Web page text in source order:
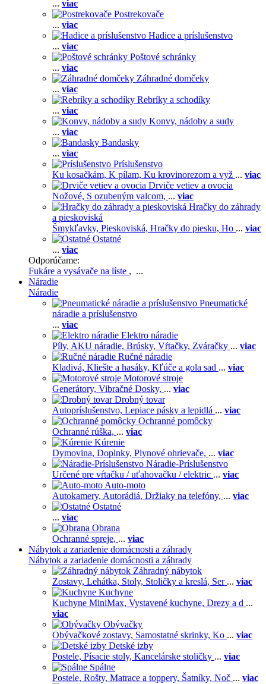
... viac
Postrekovače
... viac
Hadice a príslušenstvo
... viac
Poštové schránky
... viac
Záhradné domčeky
... viac
Rebríky a schodíky
... viac
Konvy, nádoby a sudy
... viac
Bandasky
... viac
Príslušenstvo
Ku kosačkám, K pílam, Ku krovinorezom a vyž ... viac
Drviče vetiev a ovocia
Nožové, S ozubeným valcom, ... viac
Hračky do záhrady
a pieskoviská
Šmykľavky, Pieskoviská, Hračky do piesku, Ho ... viac
Ostatné
... viac
Odporúčame:
Fukáre a vysávače na líste , ...
Náradie
Náradie
Pneumatické
náradie a príslušenstvo
... viac
Elektro náradie
Píly, AKU náradie, Brúsky, Vŕtačky, Zváračky ... viac
Ručné náradie
Kladivá, Kliešte a hasáky, Kľúče a gola sad ... viac
Motorové stroje
Generátory, Vibračné Dosky, ... viac
Drobný tovar
Autopríslušenstvo, Lepiace pásky a lepidlá ... viac
Ochranné pomôcky
Ochranné rúška, ... viac
Kúrenie
Dymovina, Doplnky, Plynové ohrievače, ... viac
Náradie-Príslušenstvo
Určené pre vŕtačku / uťahovačku / elektric ... viac
Auto-moto
Autokamery, Autorádiá, Držiaky na telefóny, ... viac
Ostatné
... viac
Obrana
Ochranné spreje, ... viac
Nábytok a zariadenie domácnosti a záhrady
Nábytok a zariadenie domácnosti a záhrady
Záhradný nábytok
Zostavy, Lehátka, Stoly, Stoličky a kreslá, Ser ... viac
Kuchyne
Kuchyne MiniMax, Vystavené kuchyne, Drezy a d ...
viac
Obývačky
Obývačkové zostavy, Samostatné skrinky, Ko ... viac
Detské izby
Postele, Písacie stoly, Kancelárske stoličky ... viac
Spálne
Postele, Rošty, Matrace a toppery, Šatníky, Noč ... viac